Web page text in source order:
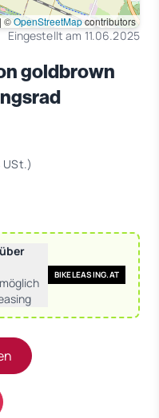
|©OpenStreetMapcontributors
Eingestellt am 11.06.2025
goldbrown
USt.)
BIKELEASING.AT
Tab)
Tab)